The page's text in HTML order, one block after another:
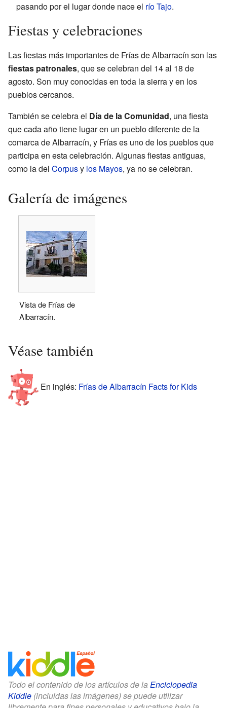
pasando por el lugar donde nace el río Tajo.
Fiestas y celebraciones
Las fiestas más importantes de Frías de Albarracín son las
fiestas patronales, que se celebran del 14 al 18 de
agosto. Son muy conocidas en toda la sierra y en los
pueblos cercanos.
También se celebra el Día de la Comunidad, una fiesta
que cada año tiene lugar en un pueblo diferente de la
comarca de Albarracín, y Frías es uno de los pueblos que
participa en esta celebración. Algunas fiestas antiguas,
como la del Corpusy los Mayos, ya no se celebran.
Galería de imágenes
Vista de Frías de
Albarracín.
Véase también
En inglés: Frías de Albarracín Facts for Kids
Todo el contenido de los artículos de la Enciclopedia
Kiddle (incluidas las imágenes) se puede utilizar